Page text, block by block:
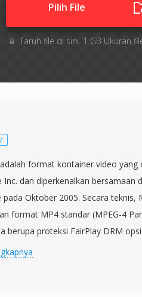
Pilih File
Taruh file di sini. 1 GB Ukuran
format kontainer video yang
Inc. dan diperkenalkan bersamaan
pada Oktober 2005. Secara teknis,
format MP4 standar (MPEG-4
berupa proteksi FairPlay DRM
yang dibeli dari iTunes